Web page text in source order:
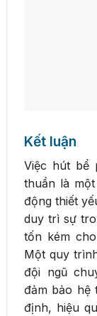
Kết luận
Việc hút bể
thuần là
động thiết
duy trì sự
tốn kém
Một quy
đội ngũ
đảm bảo hệ
định, hiệu